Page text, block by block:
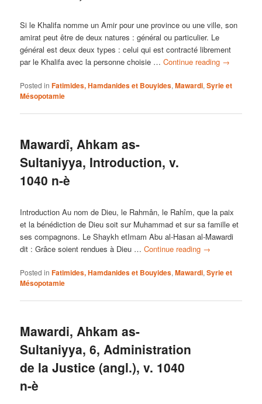
Si le Khalifa nomme un Amir pour une province ou une ville, son
amirat peut être de deux natures : général ou particulier. Le
général est deux deux types : celui qui est contracté librement
par le Khalifa avec la personne choisie …Continue reading →
Posted in Fatimides, Hamdanides et Bouyides,Mawardi,Syrie et
Mésopotamie
Mawardî, Ahkam as-
Sultaniyya, Introduction, v.
1040 n-è
Introduction Au nom de Dieu, le Rahmân, le Rahîm, que la paix
et la bénédiction de Dieu soit sur Muhammad et sur sa famille et
ses compagnons. Le Shaykh etImam Abu al-Hasan al-Mawardi
dit : Grâce soient rendues à Dieu …Continue reading →
Posted in Fatimides, Hamdanides et Bouyides,Mawardi,Syrie et
Mésopotamie
Mawardi, Ahkam as-
Sultaniyya, 6, Administration
de la Justice (angl.), v. 1040
n-è